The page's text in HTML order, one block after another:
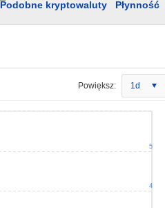
Podobne kryptowaluty Płynność
Powiększ: 1d
4
5